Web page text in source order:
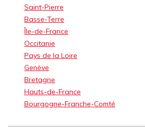
Saint-Pierre
Basse-Terre
Île-de-France
Occitanie
Pays de la Loire
Genève
Bretagne
Hauts-de-France
Bourgogne-Franche-Comté